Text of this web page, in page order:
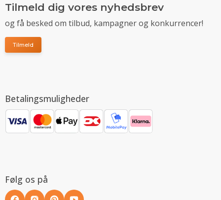
Tilmeld dig vores nyhedsbrev
og få besked om tilbud, kampagner og konkurrencer!
Tilmeld
Betalingsmuligheder
Følg os på